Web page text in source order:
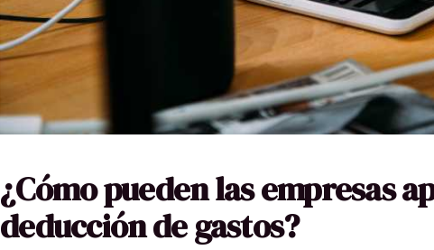
¿Cómo pueden las empresas
deducción de gastos?